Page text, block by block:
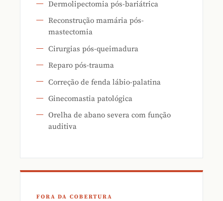
Dermolipectomia pós-bariátrica
Reconstrução mamária pós-
mastectomia
Cirurgias pós-queimadura
Reparo pós-trauma
Correção de fenda lábio-palatina
Ginecomastia patológica
Orelha de abano severa com função
auditiva
FORA DA COBERTURA